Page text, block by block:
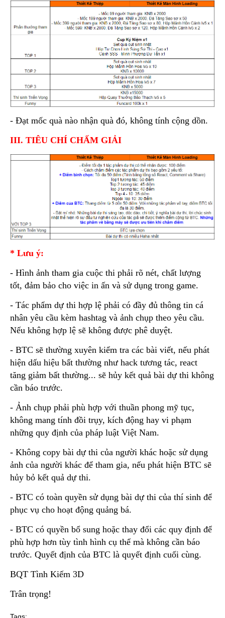
- Đạt mốc quà nào nhận quà đó, không tính cộng dồn.
III. TIÊU CHÍ CHẤM GIẢI
* Lưu ý:
- Hình ảnh tham gia cuộc thi phải rõ nét, chất lượng
tốt, đảm bảo cho việc in ấn và sử dụng trong game.
- Tác phẩm dự thi hợp lệ phải có đầy đủ thông tin cá
nhân yêu cầu kèm hashtag và ảnh chụp theo yêu cầu.
Nếu không hợp lệ sẽ không được phê duyệt.
- BTC sẽ thường xuyên kiểm tra các bài viết, nếu phát
hiện dấu hiệu bất thường như hack tương tác, react
tăng giảm bất thường... sẽ hủy kết quả bài dự thi không
cần báo trước.
- Ảnh chụp phải phù hợp với thuần phong mỹ tục,
không mang tính đồi trụy, kích động hay vi phạm
những quy định của pháp luật Việt Nam.
- Không copy bài dự thi của người khác hoặc sử dụng
ảnh của người khác để tham gia, nếu phát hiện BTC sẽ
hủy bỏ kết quả dự thi.
- BTC có toàn quyền sử dụng bài dự thi của thí sinh để
phục vụ cho hoạt động quảng bá.
- BTC có quyền bổ sung hoặc thay đổi các quy định để
phù hợp hơn tùy tình hình cụ thể mà không cần báo
trước. Quyết định của BTC là quyết định cuối cùng.
BQT Tình Kiếm 3D
Trân trọng!
Tags: